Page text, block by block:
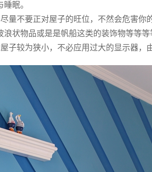
眠。
量不要正对屋子的旺位，不然会危害
浪状物品或是是帆船这类的装饰物等等
子较为狭小，不必应用过大的显示器，